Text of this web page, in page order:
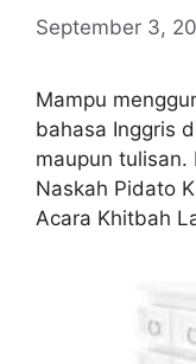
September 3,
Mampu
bahasa Inggris
maupun tulisan.
Naskah Pidato
Acara Khitbah